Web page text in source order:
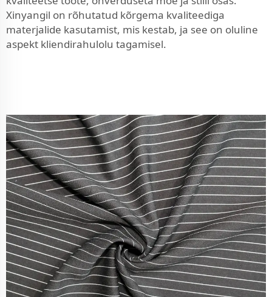
Xinyangil on rõhutatud kõrgema kvaliteediga
materjalide kasutamist, mis kestab, ja see on oluline
aspekt kliendirahulolu tagamisel.